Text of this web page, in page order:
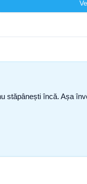
stăpânești încă. Așa